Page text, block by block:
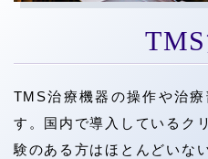
TMS治療機器の操作や治
す。国内で導入しているク
験のある方はほとんどいな